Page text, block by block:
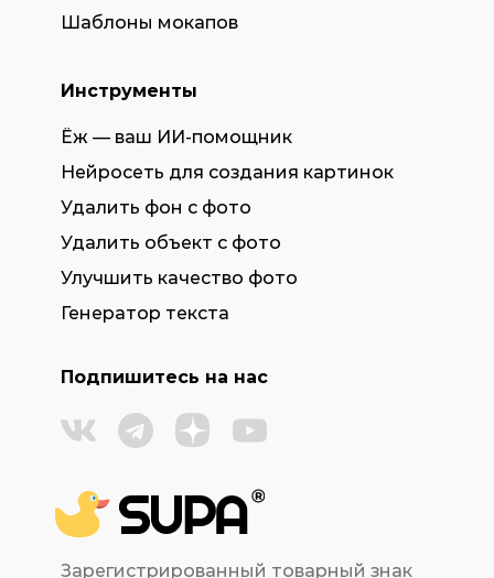
Зарегистрированный товарный знак
Шаблоны мокапов
Инструменты
Ёж — ваш ИИ-помощник
Нейросеть для создания картинок
Удалить фон с фото
Удалить объект с фото
Улучшить качество фото
Генератор текста
Подпишитесь на нас